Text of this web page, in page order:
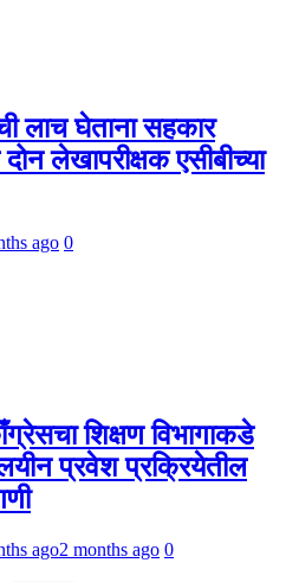
लाच घेताना सहकार
लेखापरीक्षक एसीबीच्या
ago 0
शिक्षण विभागाकडे
प्रवेश प्रक्रियेतील
ago2 months ago 0